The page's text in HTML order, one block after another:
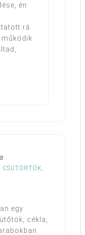
én
rá.
működik
egy
cékla,